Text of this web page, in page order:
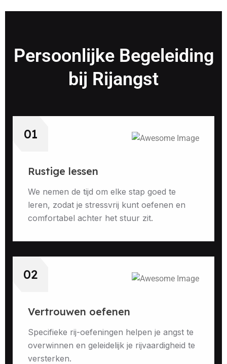
Persoonlijke Begeleiding
bij Rijangst
01
Rustige lessen
We nemen de tijd om elke stap goed te
leren, zodat je stressvrij kunt oefenen en
comfortabel achter het stuur zit.
02
Vertrouwen oefenen
Specifieke rij-oefeningen helpen je angst te
overwinnen en geleidelijk je rijvaardigheid te
versterken.